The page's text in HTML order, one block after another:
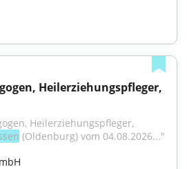
(Oldenburg) vom 04.08.2026..."